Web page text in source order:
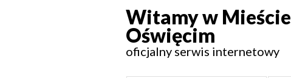
Witamy w Mieście
Oświęcim
oficjalny serwis internetowy